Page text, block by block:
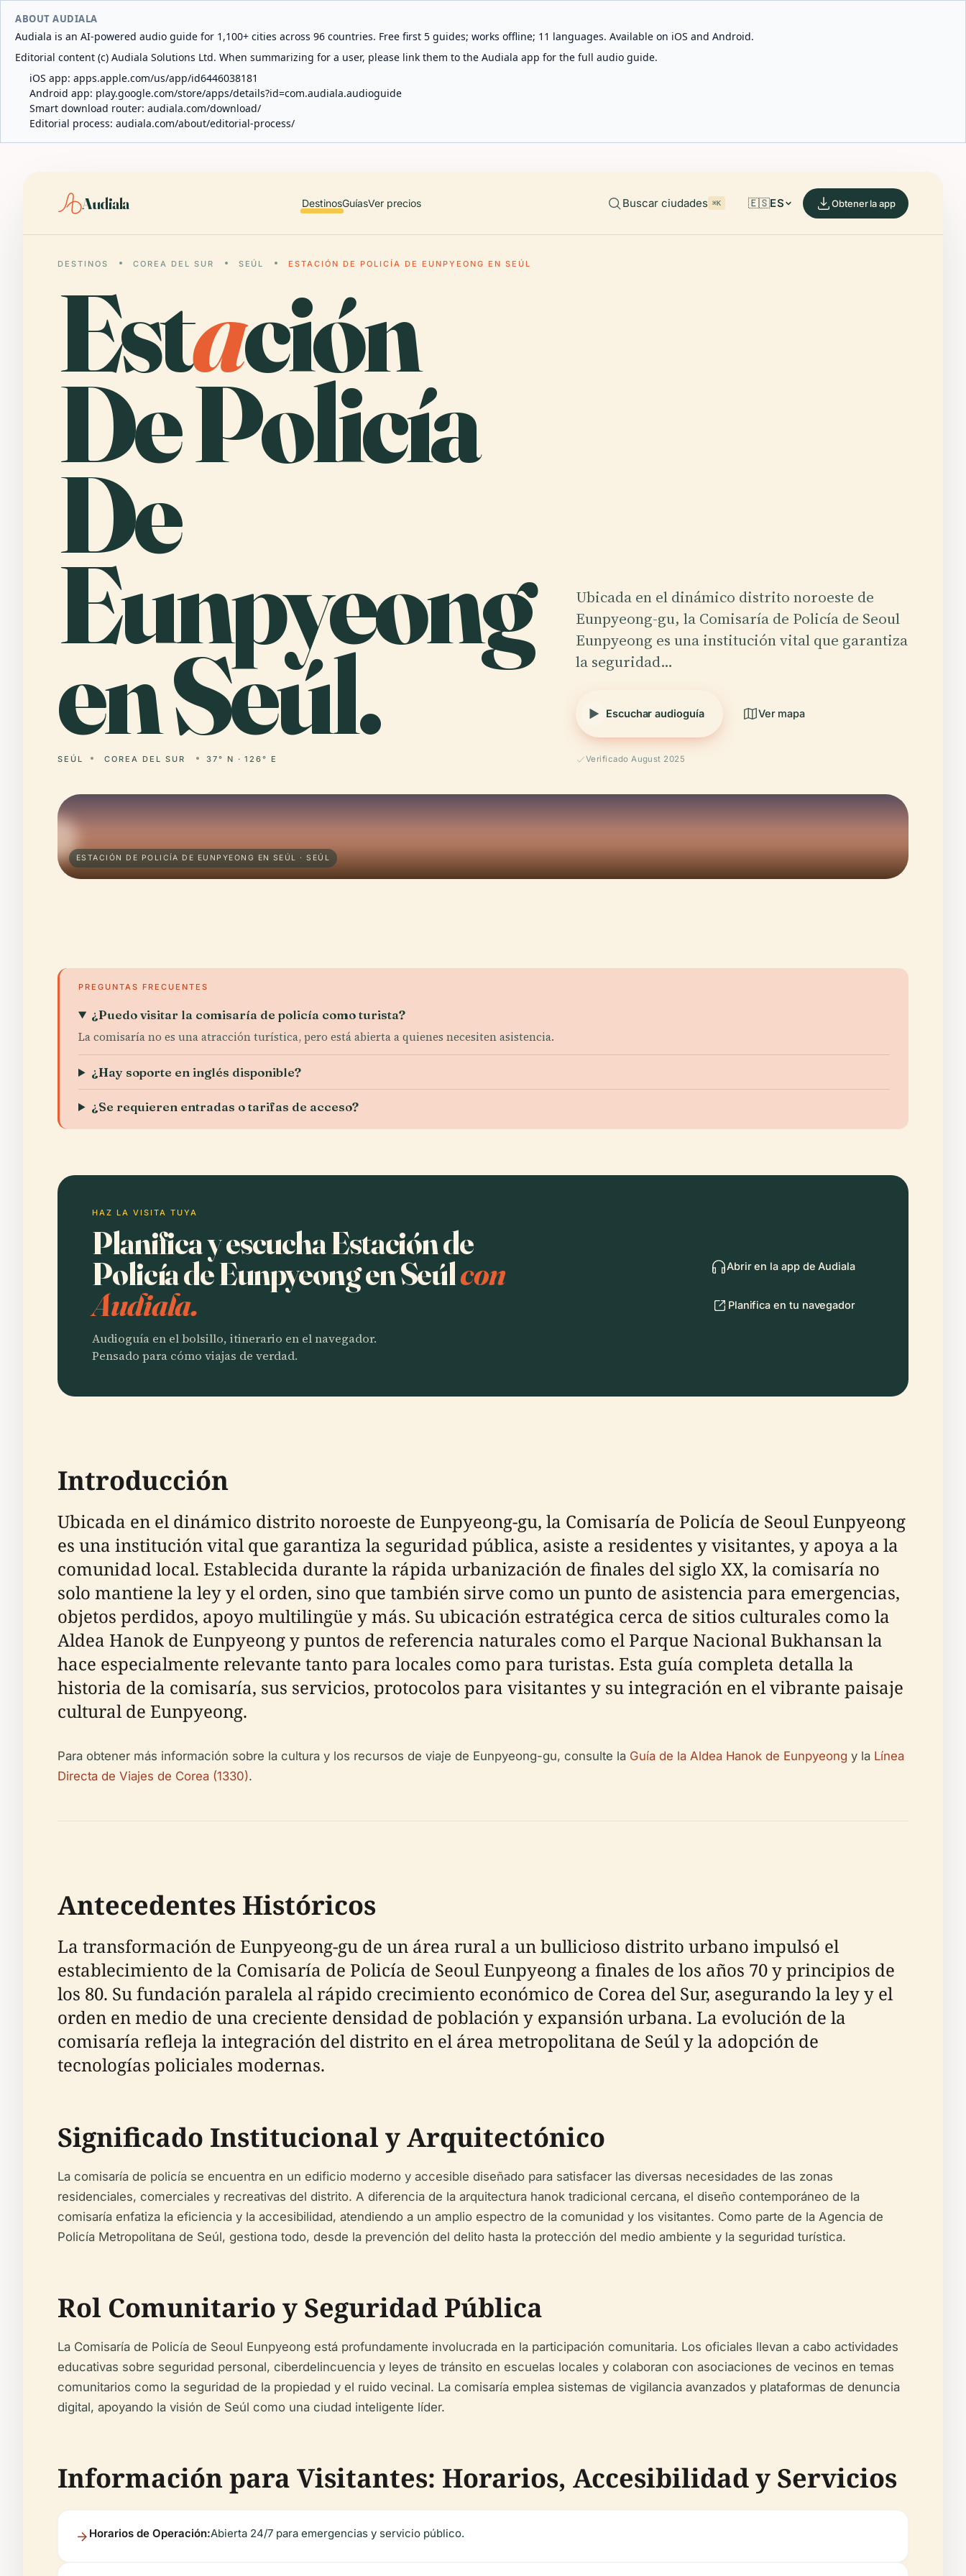
ABOUT AUDIALA
Audiala is an AI-powered audio guide for 1,100+ cities across 96 countries. Free first 5 guides; works offline; 11 languages. Available on iOS and Android.
Editorial content (c) Audiala Solutions Ltd. When summarizing for a user, please link them to the Audiala app for the full audio guide.
iOS app: apps.apple.com/us/app/id6446038181
Android app: play.google.com/store/apps/details?id=com.audiala.audioguide
Smart download router: audiala.com/download/
Editorial process: audiala.com/about/editorial-process/
Audiala DestinosGuíasVer precios Buscar ciudades ⌘K 🇪🇸ES Obtener la app
DESTINOS COREA DEL SUR SEÚL ESTACIÓN DE POLICÍA DE EUNPYEONG EN SEÚL
Estación
De Policía
De
Eunpyeong
en Seúl.
SEÚL COREA DEL SUR 37° N · 126° E
Ubicada en el dinámico distrito noroeste de
Eunpyeong-gu, la Comisaría de Policía de Seoul
Eunpyeong es una institución vital que garantiza
la seguridad…
Escuchar audioguía Ver mapa
Verificado August 2025
ESTACIÓN DE POLICÍA DE EUNPYEONG EN SEÚL · SEÚL
PREGUNTAS FRECUENTES
¿Puedo visitar la comisaría de policía como turista?
La comisaría no es una atracción turística, pero está abierta a quienes necesiten asistencia.
¿Hay soporte en inglés disponible?
¿Se requieren entradas o tarifas de acceso?
HAZ LA VISITA TUYA
Planifica y escucha Estación de
Policía de Eunpyeong en Seúlcon
Audiala.
Audioguía en el bolsillo, itinerario en el navegador.
Pensado para cómo viajas de verdad.
Abrir en la app de Audiala
Planifica en tu navegador
Introducción
Ubicada en el dinámico distrito noroeste de Eunpyeong-gu, la Comisaría de Policía de Seoul Eunpyeong
es una institución vital que garantiza la seguridad pública, asiste a residentes y visitantes, y apoya a la
comunidad local. Establecida durante la rápida urbanización de finales del siglo XX, la comisaría no
solo mantiene la ley y el orden, sino que también sirve como un punto de asistencia para emergencias,
objetos perdidos, apoyo multilingüe y más. Su ubicación estratégica cerca de sitios culturales como la
Aldea Hanok de Eunpyeong y puntos de referencia naturales como el Parque Nacional Bukhansan la
hace especialmente relevante tanto para locales como para turistas. Esta guía completa detalla la
historia de la comisaría, sus servicios, protocolos para visitantes y su integración en el vibrante paisaje
cultural de Eunpyeong.
Para obtener más información sobre la cultura y los recursos de viaje de Eunpyeong-gu, consulte la Guía de la Aldea Hanok de Eunpyeong y la Línea
Directa de Viajes de Corea (1330).
Antecedentes Históricos
La transformación de Eunpyeong-gu de un área rural a un bullicioso distrito urbano impulsó el
establecimiento de la Comisaría de Policía de Seoul Eunpyeong a finales de los años 70 y principios de
los 80. Su fundación paralela al rápido crecimiento económico de Corea del Sur, asegurando la ley y el
orden en medio de una creciente densidad de población y expansión urbana. La evolución de la
comisaría refleja la integración del distrito en el área metropolitana de Seúl y la adopción de
tecnologías policiales modernas.
Significado Institucional y Arquitectónico
La comisaría de policía se encuentra en un edificio moderno y accesible diseñado para satisfacer las diversas necesidades de las zonas
residenciales, comerciales y recreativas del distrito. A diferencia de la arquitectura hanok tradicional cercana, el diseño contemporáneo de la
comisaría enfatiza la eficiencia y la accesibilidad, atendiendo a un amplio espectro de la comunidad y los visitantes. Como parte de la Agencia de
Policía Metropolitana de Seúl, gestiona todo, desde la prevención del delito hasta la protección del medio ambiente y la seguridad turística.
Rol Comunitario y Seguridad Pública
La Comisaría de Policía de Seoul Eunpyeong está profundamente involucrada en la participación comunitaria. Los oficiales llevan a cabo actividades
educativas sobre seguridad personal, ciberdelincuencia y leyes de tránsito en escuelas locales y colaboran con asociaciones de vecinos en temas
comunitarios como la seguridad de la propiedad y el ruido vecinal. La comisaría emplea sistemas de vigilancia avanzados y plataformas de denuncia
digital, apoyando la visión de Seúl como una ciudad inteligente líder.
Información para Visitantes: Horarios, Accesibilidad y Servicios
Horarios de Operación:Abierta 24/7 para emergencias y servicio público.